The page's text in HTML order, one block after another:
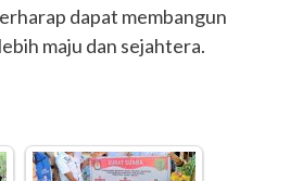
dapat membangun
maju dan sejahtera.